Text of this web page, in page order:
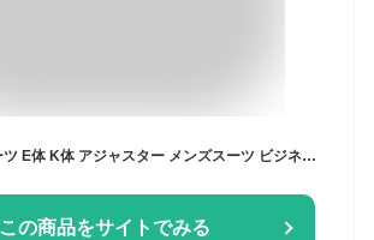
大きいサイズ スーツ E体 K体 アジャスター メンズスーツ ビジネススーツ ストレッチ リンクルフリー 【秋冬】 黒 紺 チャコール6種から選べる ビッグサイズスーツ 秋冬ス−ツ ウォッシャブル
この商品をサイトでみる